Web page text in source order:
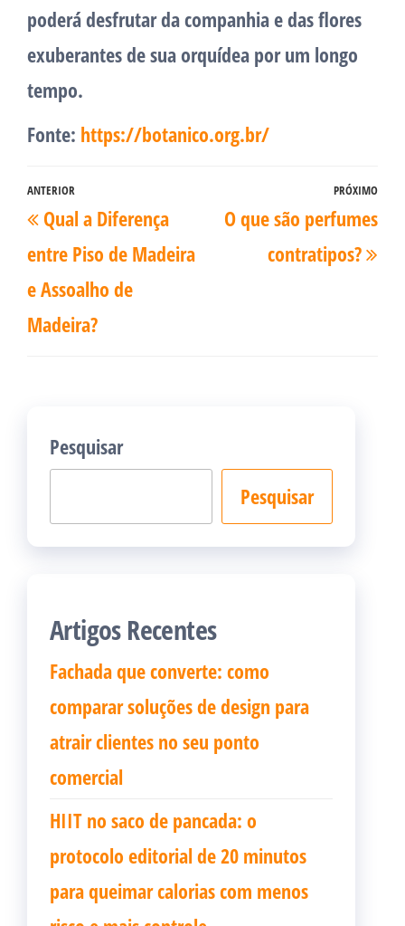
poderá desfrutar da companhia e das flores
exuberantes de sua orquídea por um longo
tempo.
Fonte: https://botanico.org.br/
Navegação
de
Post
Post
anterior
ANTERIOR
Qual a Diferença
entre Piso de Madeira
e Assoalho de
Madeira?
PRÓXIMO
O que são perfumes
contratipos?
Pesquisar
Pesquisar
Artigos Recentes
Fachada que converte: como
comparar soluções de design para
atrair clientes no seu ponto
comercial
HIIT no saco de pancada: o
protocolo editorial de 20 minutos
para queimar calorias com menos